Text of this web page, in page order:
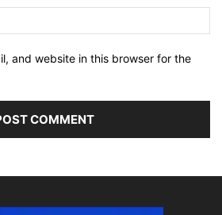
and website in this browser for the